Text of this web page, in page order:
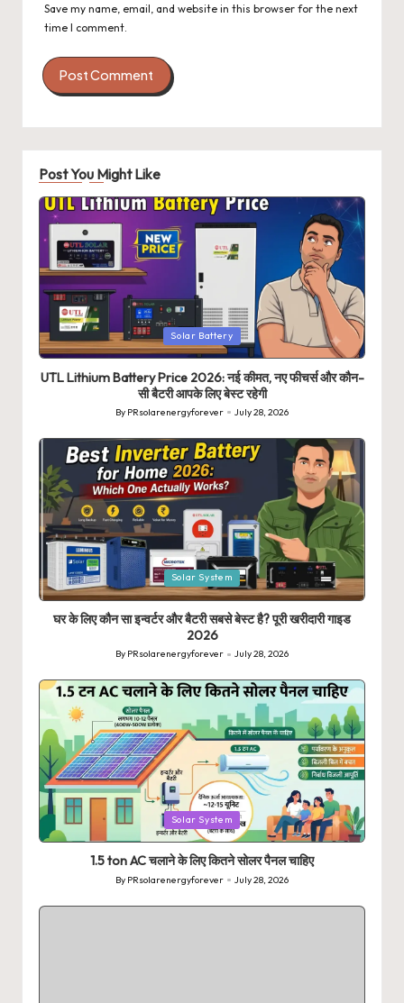
Save my name, email, and website in this browser for the next
time I comment.
Post You Might Like
Posted
in
Solar Battery
UTL Lithium Battery Price 2026: नई कीमत, नए फीचर्स और कौन-
सी बैटरी आपके लिए बेस्ट रहेगी
Posted
by
By PRsolarenergyforever July 28, 2026
Posted
in
Solar System
घर के लिए कौन सा इन्वर्टर और बैटरी सबसे बेस्ट है? पूरी खरीदारी गाइड
2026
Posted
by
By PRsolarenergyforever July 28, 2026
Posted
in
Solar System
1.5 ton AC चलाने के लिए कितने सोलर पैनल चाहिए
Posted
By PRsolarenergyforever July 28, 2026